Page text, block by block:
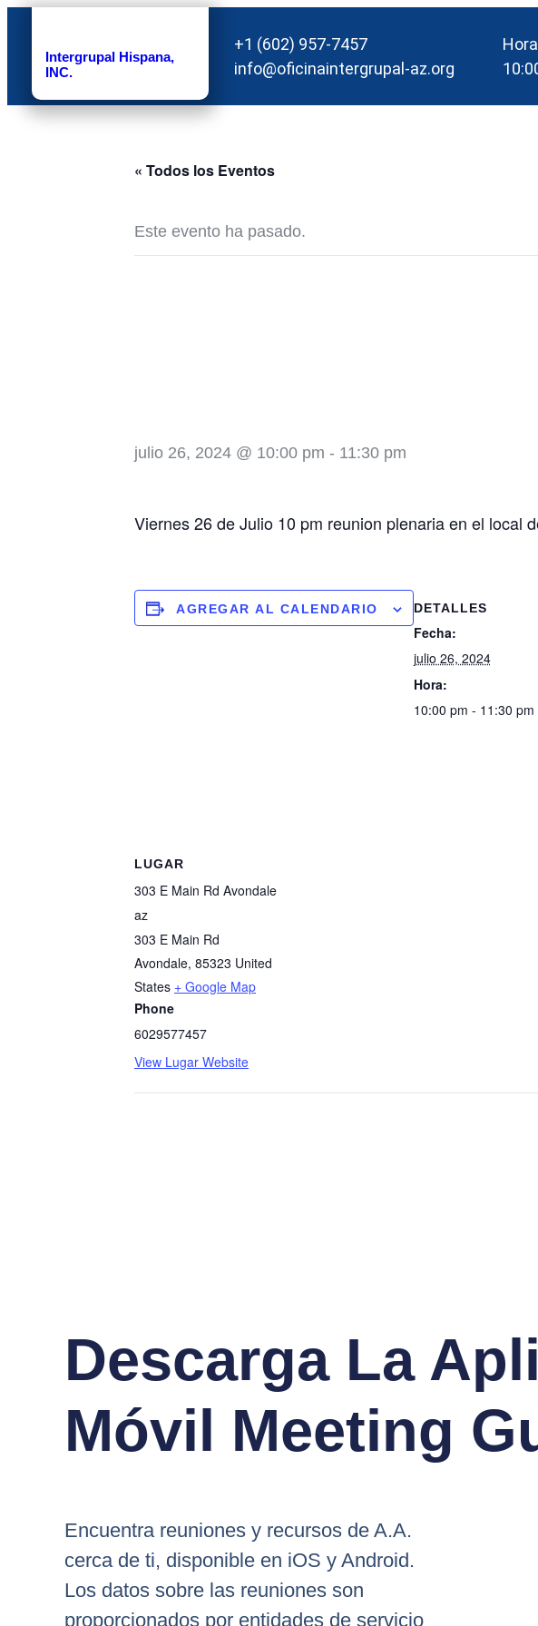
Intergrupal Hispana,
INC.
+1 (602) 957-7457
info@oficinaintergrupal-az.org
« Todos los Eventos
Este evento ha pasado.
julio 26, 2024 @ 10:00 pm - 11:30 pm
Viernes 26 de Julio 10 pm reunion plenaria en el local
AGREGAR AL CALENDARIO DETALLES
Fecha:
julio 26, 2024
Hora:
10:00 pm - 11:30 pm
LUGAR
303 E Main Rd Avondale
az
303 E Main Rd
Avondale, 85323 United
States + Google Map
Phone
6029577457
View Lugar Website
Descarga La
Móvil Meeting
Encuentra reuniones y recursos de A.A.
cerca de ti, disponible en iOS y Android.
Los datos sobre las reuniones son
proporcionados por entidades de servicio